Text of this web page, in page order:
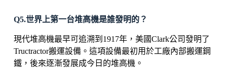
Q5.世界上第一台堆高機是誰發明的？
現代堆高機最早可追溯到1917年，美國Clark公司發明了
Tructractor搬運設備。這項設備最初用於工廠內部搬運鋼
鐵，後來逐漸發展成今日的堆高機。